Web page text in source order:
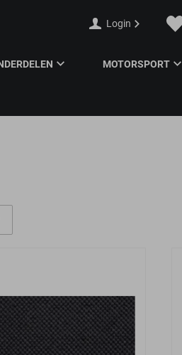
Login
MOTORSPORT